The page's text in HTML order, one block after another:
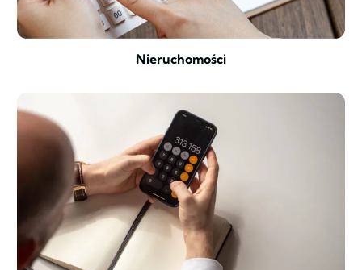
Nieruchomości